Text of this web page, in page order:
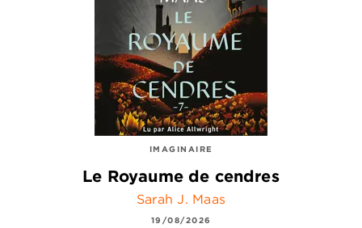
IMAGINAIRE
Le Royaume de cendres
Sarah J. Maas
19/08/2026